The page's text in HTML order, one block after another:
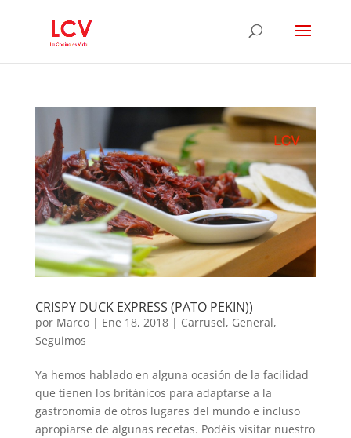
CRISPY DUCK EXPRESS (PATO PEKIN))
por Marco| Ene 18, 2018| Carrusel, General,
Seguimos
Ya hemos hablado en alguna ocasión de la facilidad
que tienen los británicos para adaptarse a la
gastronomía de otros lugares del mundo e incluso
apropiarse de algunas recetas. Podéis visitar nuestro